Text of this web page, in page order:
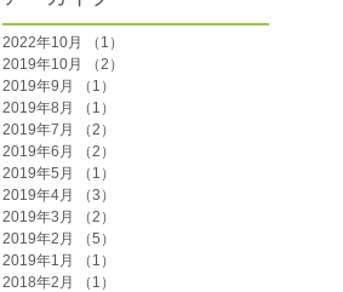
2022年10月 （1）
2019年10月
（2）
2019年9月
（1）
2019年8月
（1）
2019年7月
（2）
2019年6月
（2）
2019年5月
（1）
2019年4月
（3）
2019年3月
（2）
2019年2月
（5）
2019年1月
（1）
2018年2月
（1）